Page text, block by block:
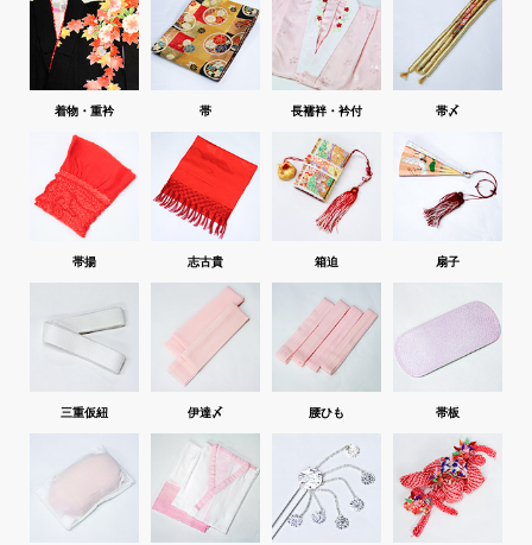
着物・重衿 帯 長襦袢・衿付 帯〆
帯揚 志古貴 箱迫 扇子
三重仮紐 伊達〆 腰ひも 帯板